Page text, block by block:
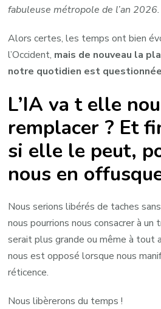
fabuleuse métropole de l’an
Alors certes, les temps ont bien
l’Occident, mais de nouveau la
notre quotidien est questionnée
L’IA va t elle
remplacer ? Et
si elle le peut,
nous en
Nous serions libérés de taches
nous pourrions nous consacrer à
serait plus grande ou même à tout
nous est opposé lorsque nous
réticence.
Nous libèrerons du temps !